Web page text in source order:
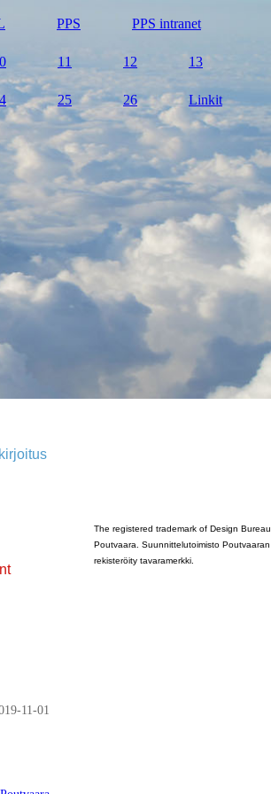
PPS PPS intranet
11 12 13
25 26 Linkit
11-01
The registered trademark of Design Bureau
Poutvaara. Suunnittelutoimisto Poutvaaran
rekisteröity tavaramerkki.